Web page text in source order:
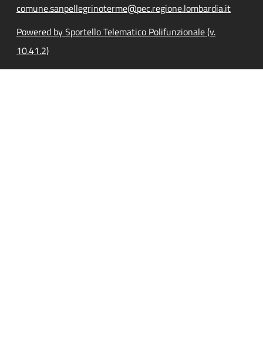
comune.sanpellegrinoterme@pec.regione.lombardia.it
Powered by Sportello Telematico Polifunzionale (v.
10.41.2)